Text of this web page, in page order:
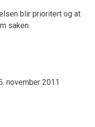
blir prioritert og at
saken.
november 2011